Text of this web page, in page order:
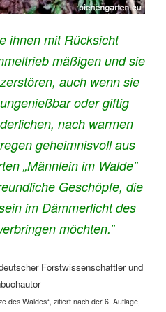
ihnen mit Rücksicht
mäßigen und sie
auch wenn sie
oder giftig
nach warmen
geheimnisvoll aus
„Männlein im Walde”
Geschöpfe, die
im Dämmerlicht des
möchten.”
Forstwissenschaftler und
des Waldes“, zitiert nach der 6. Auflage,